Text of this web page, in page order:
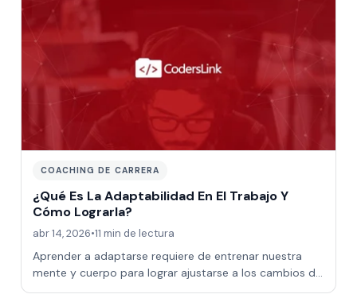
COACHING DE CARRERA
¿Qué Es La Adaptabilidad En El Trabajo Y
Cómo Lograrla?
abr 14, 2026•11 min de lectura
Aprender a adaptarse requiere de entrenar nuestra
mente y cuerpo para lograr ajustarse a los cambios de
nuestro entorno sin perder el contro…